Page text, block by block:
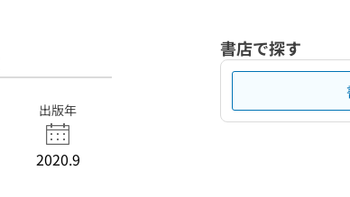
出版年
2020.9
書店で探す